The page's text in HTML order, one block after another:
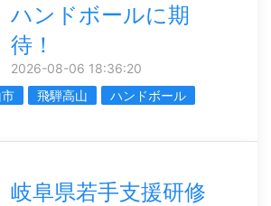
ハンドボールに期
待！
2026-08-06 18:36:20
飛騨高山
ハンドボール
岐阜県若手支援研修